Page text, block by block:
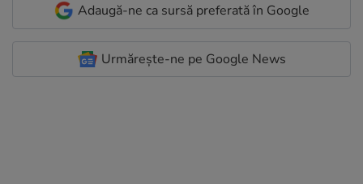
Adaugă-ne ca sursă preferată în Google
Urmărește-ne pe Google News